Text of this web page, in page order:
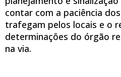
contar com a paciência
trafegam pelos locais e o
determinações do órgão
na via.